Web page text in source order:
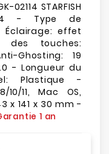
STARFISH
- Type de
Éclairage: effet
des touches:
Ghosting: 19
- Longueur du
Plastique -
11, Mac OS,
x 141 x 30 mm -
1 an